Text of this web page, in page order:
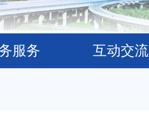
服务 互动交流